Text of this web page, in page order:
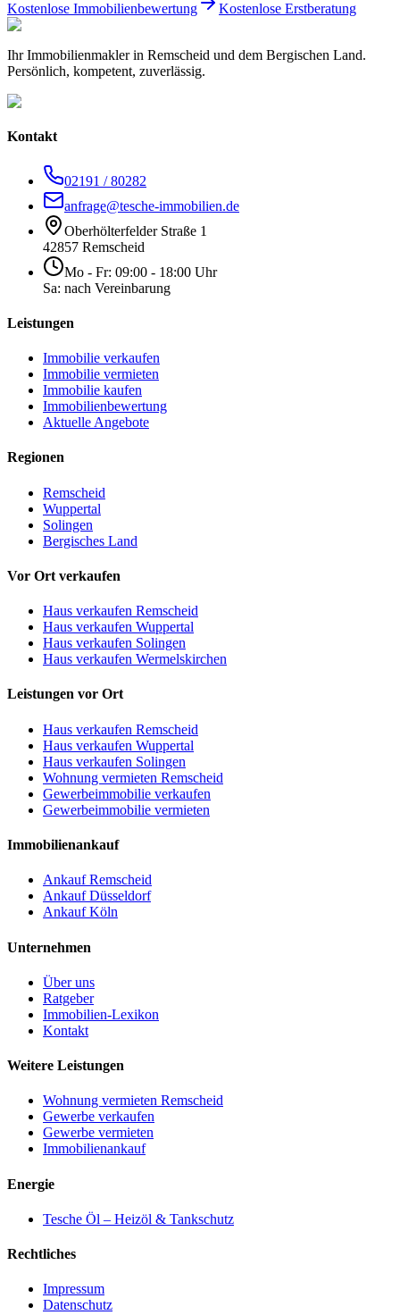
Kostenlose Immobilienbewertung Kostenlose Erstberatung
Ihr Immobilienmakler in Remscheid und dem Bergischen Land.
Persönlich, kompetent, zuverlässig.
Kontakt
02191 / 80282
anfrage@tesche-immobilien.de
Oberhölterfelder Straße 1
42857 Remscheid
Mo - Fr: 09:00 - 18:00 Uhr
Sa: nach Vereinbarung
Leistungen
Immobilie verkaufen
Immobilie vermieten
Immobilie kaufen
Immobilienbewertung
Aktuelle Angebote
Regionen
Remscheid
Wuppertal
Solingen
Bergisches Land
Vor Ort verkaufen
Haus verkaufen Remscheid
Haus verkaufen Wuppertal
Haus verkaufen Solingen
Haus verkaufen Wermelskirchen
Leistungen vor Ort
Haus verkaufen Remscheid
Haus verkaufen Wuppertal
Haus verkaufen Solingen
Wohnung vermieten Remscheid
Gewerbeimmobilie verkaufen
Gewerbeimmobilie vermieten
Immobilienankauf
Ankauf Remscheid
Ankauf Düsseldorf
Ankauf Köln
Unternehmen
Über uns
Ratgeber
Immobilien-Lexikon
Kontakt
Weitere Leistungen
Wohnung vermieten Remscheid
Gewerbe verkaufen
Gewerbe vermieten
Immobilienankauf
Energie
Tesche Öl – Heizöl & Tankschutz
Rechtliches
Impressum
Datenschutz